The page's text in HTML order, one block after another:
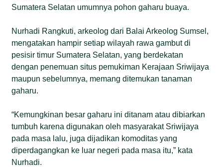
Sumatera Selatan umumnya pohon gaharu buaya.
Nurhadi Rangkuti, arkeolog dari Balai Arkeolog Sumsel,
mengatakan hampir setiap wilayah rawa gambut di
pesisir timur Sumatera Selatan, yang berdekatan
dengan penemuan situs pemukiman Kerajaan Sriwijaya
maupun sebelumnya, memang ditemukan tanaman
gaharu.
“Kemungkinan besar gaharu ini ditanam atau dibiarkan
tumbuh karena digunakan oleh masyarakat Sriwijaya
pada masa lalu, juga dijadikan komoditas yang
diperdagangkan ke luar negeri pada masa itu,” kata
Nurhadi.